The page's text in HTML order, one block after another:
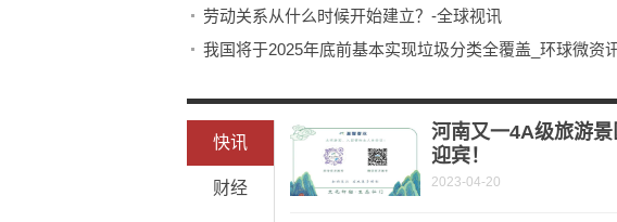
劳动关系从什么时候开始建立？-全球视讯
我国将于2025年底前基本实现垃圾分类全覆盖_环球微资
快讯
财经
河南又一4A级旅游
迎宾！
2023-04-20